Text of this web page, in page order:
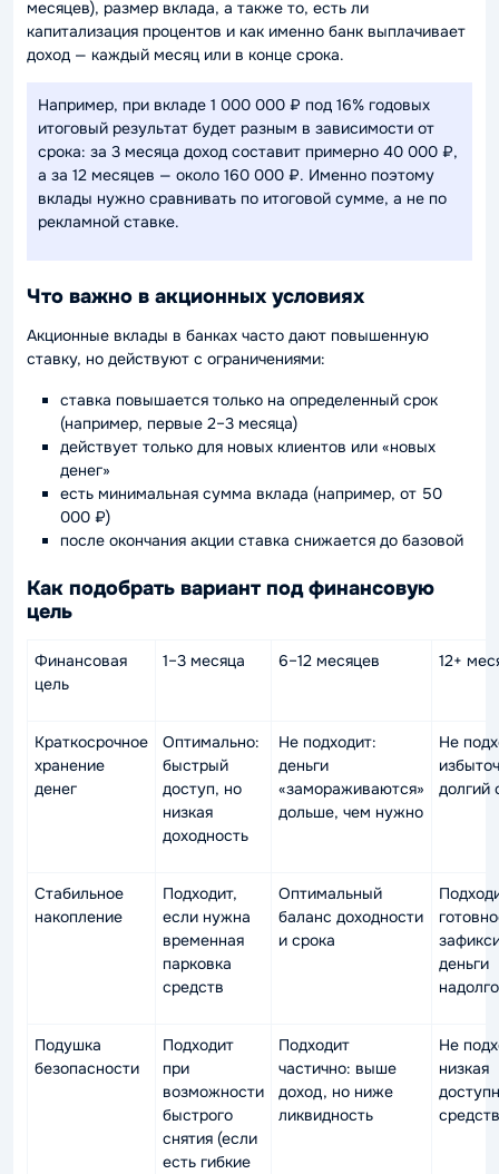
месяцев), размер вклада, а также то, есть ли
капитализация процентов и как именно банк выплачивает
доход — каждый месяц или в конце срока.
Например, при вкладе 1 000 000 ₽ под 16% годовых
итоговый результат будет разным в зависимости от
срока: за 3 месяца доход составит примерно 40 000 ₽,
а за 12 месяцев — около 160 000 ₽. Именно поэтому
вклады нужно сравнивать по итоговой сумме, а не по
рекламной ставке.
Что важно в акционных условиях
Акционные вклады в банках часто дают повышенную
ставку, но действуют с ограничениями:
ставка повышается только на определенный срок
(например, первые 2–3 месяца)
действует только для новых клиентов или «новых
денег»
есть минимальная сумма вклада (например, от 50
000 ₽)
после окончания акции ставка снижается до базовой
Как подобрать вариант под финансовую
цель
Финансовая
цель
1–3 месяца 6–12 месяцев 12+
Краткосрочное
хранение
денег
Оптимально:
быстрый
доступ, но
низкая
доходность
Не подходит:
деньги
«замораживаются»
дольше, чем нужно
Не
долгий
Стабильное
накопление
Подходит,
если нужна
временная
парковка
средств
Оптимальный
баланс доходности
и срока
деньги
надолго
Подушка
безопасности
Подходит
при
возможности
быстрого
снятия (если
есть гибкие
Подходит
частично: выше
доход, но ниже
ликвидность
Не
низкая
средств